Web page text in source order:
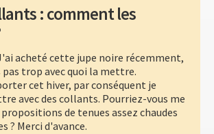
: comment les
acheté cette jupe noire récemment,
pas trop avec quoi la mettre.
cet hiver, par conséquent je
avec des collants. Pourriez-vous me
de tenues assez chaudes
? Merci d'avance.